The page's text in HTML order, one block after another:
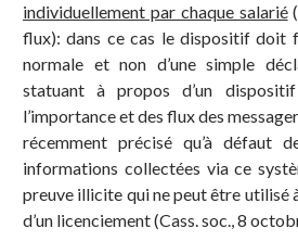
individuellement par chaque salarié
flux): dans ce cas le dispositif doit
normale et non d’une simple
statuant à propos d’un
l’importance et des flux des
récemment précisé qu’à défaut
informations collectées via ce
preuve illicite qui ne peut être utilisé
d’un licenciement (Cass. soc., 8